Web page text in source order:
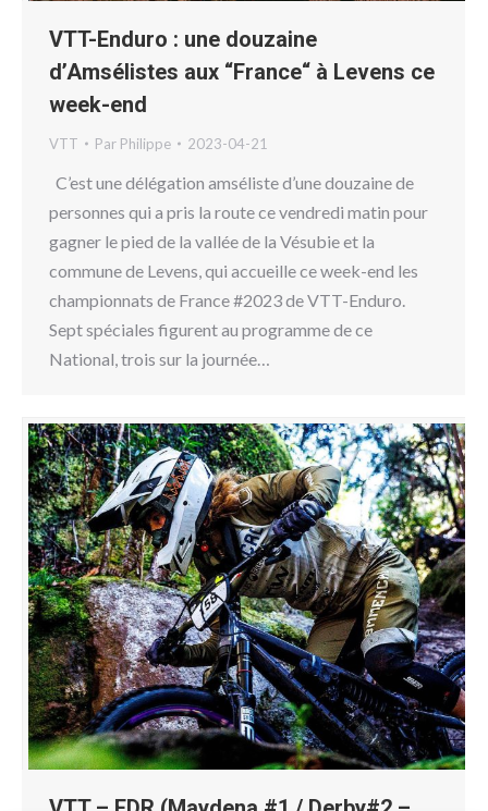
VTT-Enduro : une douzaine
d’Amsélistes aux “France“ à Levens ce
week-end
VTT Par Philippe 2023-04-21
C’est une délégation amséliste d’une douzaine de
personnes qui a pris la route ce vendredi matin pour
gagner le pied de la vallée de la Vésubie et la
commune de Levens, qui accueille ce week-end les
championnats de France #2023 de VTT-Enduro.
Sept spéciales figurent au programme de ce
National, trois sur la journée…